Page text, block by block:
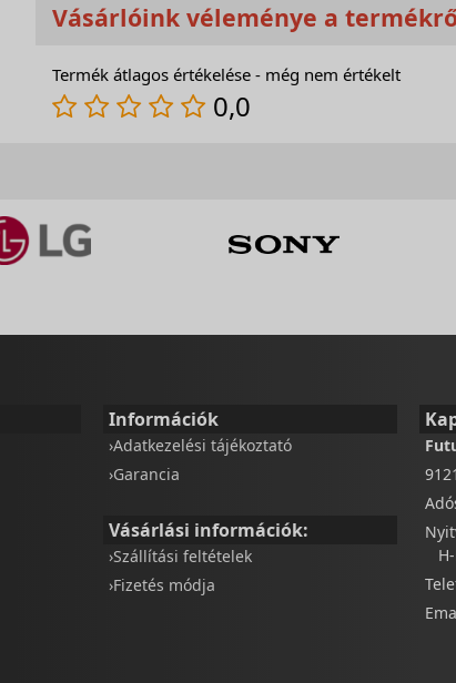
Vásárlóink véleménye a
Termék átlagos értékelése - még nem értékelt
0,0
Információk
›Adatkezelési tájékoztató
›Garancia
Vásárlási információk:
›Szállítási feltételek
›Fizetés módja
H-